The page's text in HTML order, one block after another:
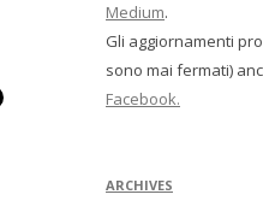
Medium.
Gli aggiornamenti
sono mai fermati)
Facebook.
ARCHIVES